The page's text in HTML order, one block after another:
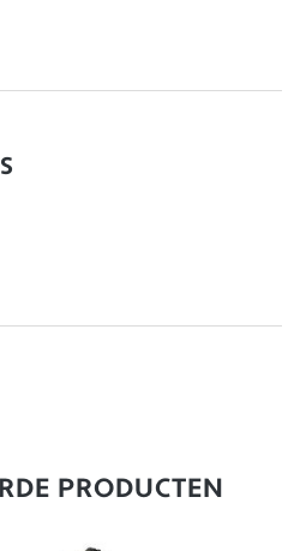
PRODUCTEN